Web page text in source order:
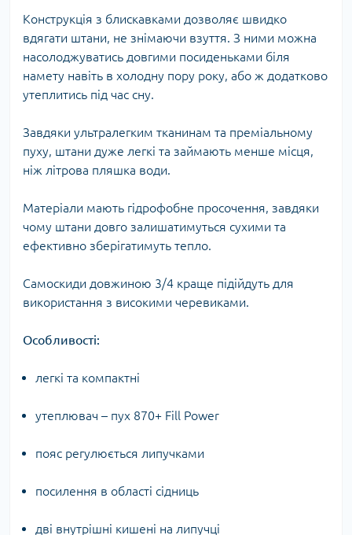
Конструкція з блискавками дозволяє швидко
вдягати штани, не знімаючи взуття. З ними можна
насолоджуватись довгими посиденьками біля
намету навіть в холодну пору року, або ж додатково
утеплитись під час сну.
Завдяки ультралегким тканинам та преміальному
пуху, штани дуже легкі та займають менше місця,
ніж літрова пляшка води.
Матеріали мають гідрофобне просочення, завдяки
чому штани довго залишатимуться сухими та
ефективно зберігатимуть тепло.
Самоскиди довжиною 3/4 краще підійдуть для
використання з високими черевиками.
Особливості:
легкі та компактні
утеплювач – пух 870+ Fill Power
пояс регулюється липучками
посилення в області сідниць
дві внутрішні кишені на липучці